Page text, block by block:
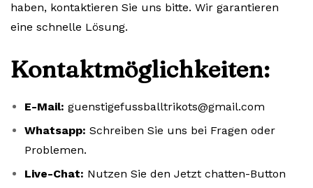
haben, kontaktieren Sie uns bitte. Wir garantieren
eine schnelle Lösung.
Kontaktmöglichkeiten:
E-Mail: guenstigefussballtrikots@gmail.com
Whatsapp: Schreiben Sie uns bei Fragen oder
Problemen.
Live-Chat: Nutzen Sie den Jetzt chatten-Button